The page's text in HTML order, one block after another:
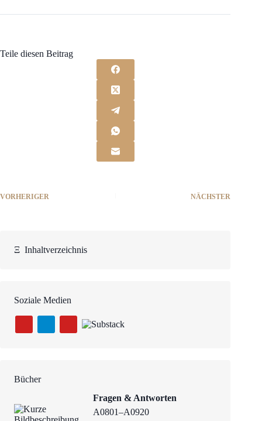
Teile diesen Beitrag
VORHERIGER NÄCHSTER
Ξ Inhaltverzeichnis
Soziale Medien
Bücher
Fragen & Antworten
A0801–A0920